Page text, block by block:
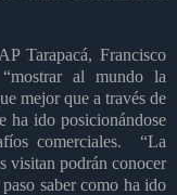
Tarapacá, Francisco
mostrar al mundo la
mejor que a través de
ha ido posicionándose
comerciales.
“La
visitan podrán conocer
saber como ha ido